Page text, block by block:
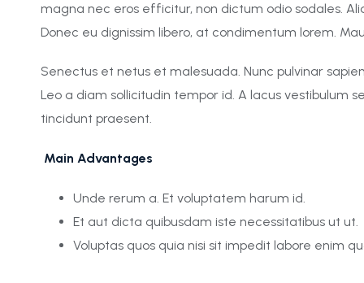
magna nec eros efficitur, non dictum odio sodales.
Donec eu dignissim libero, at condimentum lorem.
Senectus et netus et malesuada. Nunc pulvinar
Leo a diam sollicitudin tempor id. A lacus vestibulum
tincidunt praesent.
Main Advantages
Unde rerum a. Et voluptatem harum id.
Et aut dicta quibusdam iste necessitatibus ut ut.
Voluptas quos quia nisi sit impedit labore enim